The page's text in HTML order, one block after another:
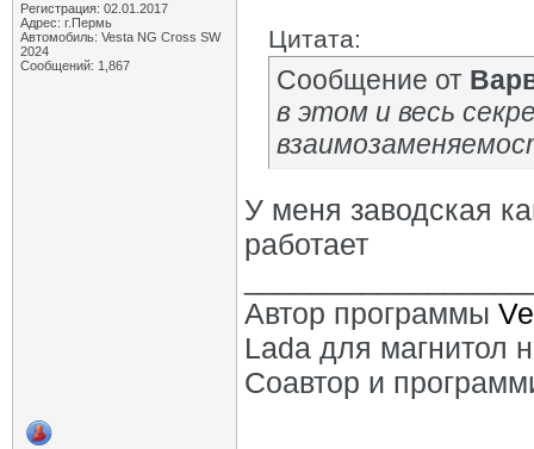
Регистрация: 02.01.2017
Адрес: г.Пермь
Автомобиль: Vesta NG Cross SW
2024
Сообщений: 1,867
Цитата:
Сообщение от
в этом и весь
У меня заводская
работает
Автор программы
Lada для магнитол
Соавтор и